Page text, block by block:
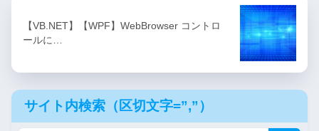
【VB.NET】【WPF】WebBrowser コントロ
ールに…
サイト内検索（区切文字=”,”）